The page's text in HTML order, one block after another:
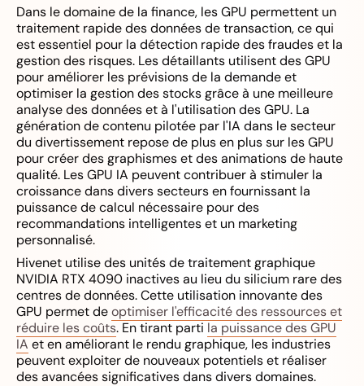
Dans le domaine de la finance, les GPU permettent un
traitement rapide des données de transaction, ce qui
est essentiel pour la détection rapide des fraudes et la
gestion des risques. Les détaillants utilisent des GPU
pour améliorer les prévisions de la demande et
optimiser la gestion des stocks grâce à une meilleure
analyse des données et à l'utilisation des GPU. La
génération de contenu pilotée par l'IA dans le secteur
du divertissement repose de plus en plus sur les GPU
pour créer des graphismes et des animations de haute
qualité. Les GPU IA peuvent contribuer à stimuler la
croissance dans divers secteurs en fournissant la
puissance de calcul nécessaire pour des
recommandations intelligentes et un marketing
personnalisé.
Hivenet utilise des unités de traitement graphique
NVIDIA RTX 4090 inactives au lieu du silicium rare des
centres de données. Cette utilisation innovante des
GPU permet deoptimiser l'efficacité des ressources et
réduire les coûts. En tirant parti la puissance des GPU
IA et en améliorant le rendu graphique, les industries
peuvent exploiter de nouveaux potentiels et réaliser
des avancées significatives dans divers domaines.